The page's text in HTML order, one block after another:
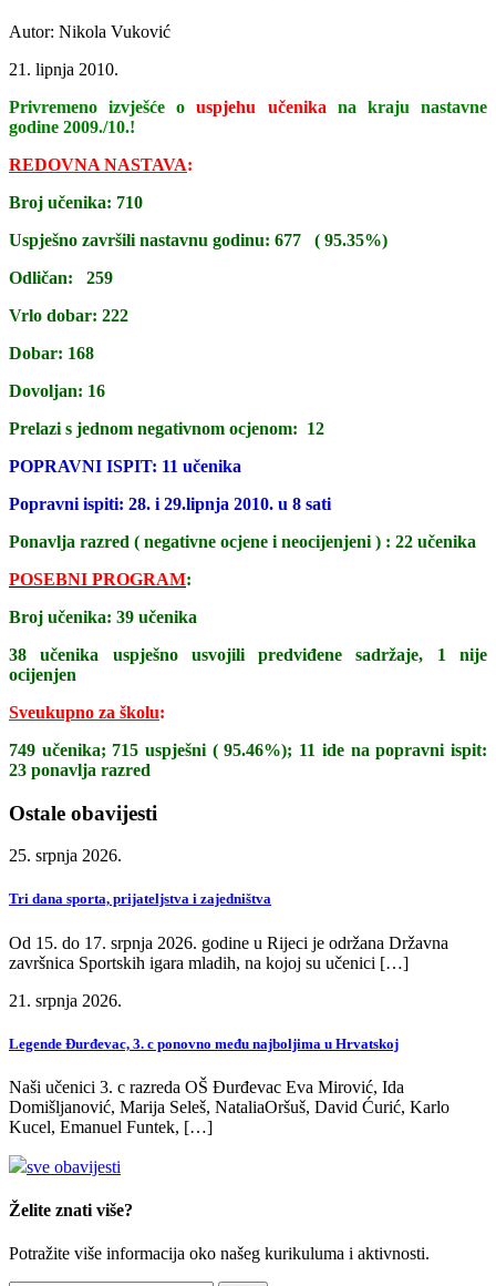
Autor: Nikola Vuković
21. lipnja 2010.
Privremeno izvješće ouspjehu učenika na kraju nastavne
godine 2009./10.!
REDOVNA NASTAVA:
Broj učenika: 710
Uspješno završili nastavnu godinu: 677 ( 95.35%)
Odličan: 259
Vrlo dobar: 222
Dobar: 168
Dovoljan: 16
Prelazi s jednom negativnom ocjenom: 12
POPRAVNI ISPIT: 11 učenika
Popravni ispiti: 28. i 29.lipnja 2010. u 8 sati
Ponavlja razred ( negativne ocjene i neocijenjeni ) : 22 učenika
POSEBNI PROGRAM:
Broj učenika: 39 učenika
38 učenika uspješno usvojili predviđene sadržaje, 1 nije
ocijenjen
Sveukupno za školu:
749 učenika; 715 uspješni ( 95.46%); 11 ide na popravni ispit:
23 ponavlja razred
Ostale obavijesti
25. srpnja 2026.
Tri dana sporta, prijateljstva i zajedništva
Od 15. do 17. srpnja 2026. godine u Rijeci je održana Državna
završnica Sportskih igara mladih, na kojoj su učenici […]
21. srpnja 2026.
Legende Đurđevac, 3. c ponovno među najboljima u Hrvatskoj
Naši učenici 3. c razreda OŠ Đurđevac Eva Mirović, Ida
Domišljanović, Marija Seleš, NataliaOršuš, David Ćurić, Karlo
Kucel, Emanuel Funtek, […]
sve obavijesti
Želite znati više?
Potražite više informacija oko našeg kurikuluma i aktivnosti.